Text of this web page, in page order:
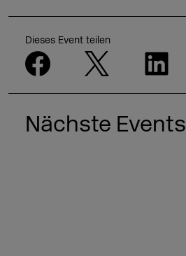
Dieses Event teilen
Nächste Events